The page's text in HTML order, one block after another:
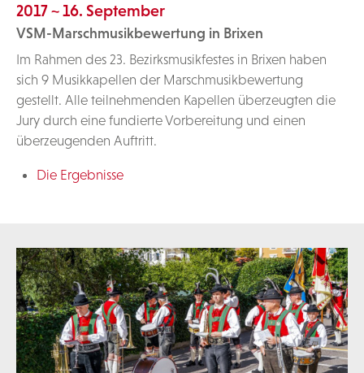
2017 ~ 16. September
VSM-Marschmusikbewertung in Brixen
Im Rahmen des 23. Bezirksmusikfestes in Brixen haben
sich 9 Musikkapellen der Marschmusikbewertung
gestellt. Alle teilnehmenden Kapellen überzeugten die
Jury durch eine fundierte Vorbereitung und einen
überzeugenden Auftritt.
Die Ergebnisse